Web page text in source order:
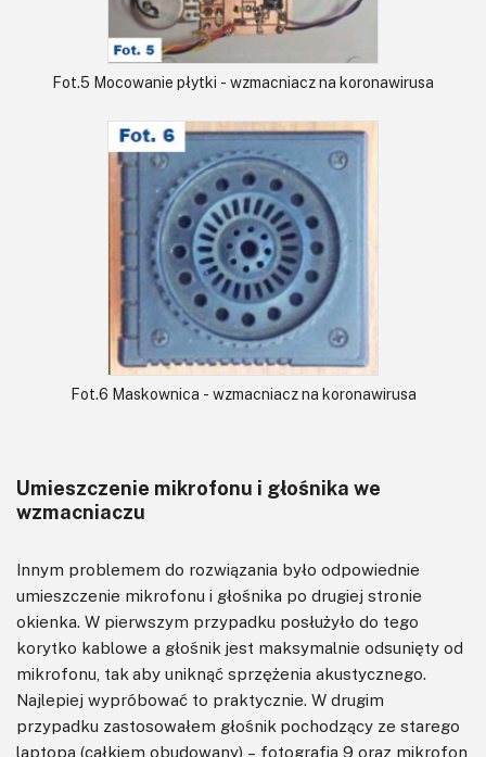
Fot.5 Mocowanie płytki - wzmacniacz na koronawirusa
Fot.6 Maskownica - wzmacniacz na koronawirusa
Umieszczenie mikrofonu i głośnika we
wzmacniaczu
Innym problemem do rozwiązania było odpowiednie
umieszczenie mikrofonu i głośnika po drugiej stronie
okienka. W pierwszym przypadku posłużyło do tego
korytko kablowe a głośnik jest maksymalnie odsunięty od
mikrofonu, tak aby uniknąć sprzężenia akustycznego.
Najlepiej wypróbować to praktycznie. W drugim
przypadku zastosowałem głośnik pochodzący ze starego
laptopa (całkiem obudowany) – fotografia 9 oraz mikrofon